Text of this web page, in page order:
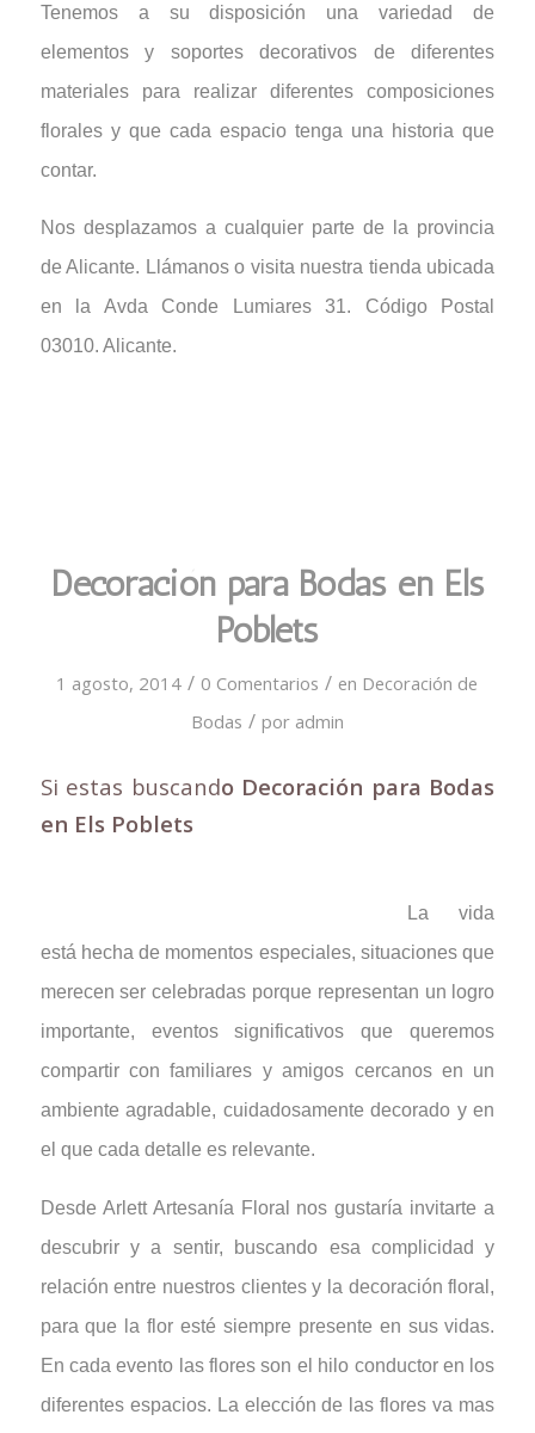
Tenemos a su disposición una variedad de
elementos y soportes decorativos de diferentes
materiales para realizar diferentes composiciones
florales y que cada espacio tenga una historia que
contar.
Nos desplazamos a cualquier parte de la provincia
de Alicante. Llámanos o visita nuestra tienda ubicada
en la Avda Conde Lumiares 31. Código Postal
03010. Alicante.
Decoración para Bodas en Els
Poblets
1 agosto, 2014 / 0 Comentarios / en Decoración de
Bodas / por admin
Si estas buscando Decoración para Bodas
en Els Poblets
La vida
está hecha de momentos especiales, situaciones que
merecen ser celebradas porque representan un logro
importante, eventos significativos que queremos
compartir con familiares y amigos cercanos en un
ambiente agradable, cuidadosamente decorado y en
el que cada detalle es relevante.
Desde Arlett Artesanía Floral nos gustaría invitarte a
descubrir y a sentir, buscando esa complicidad y
relación entre nuestros clientes y la decoración floral,
para que la flor esté siempre presente en sus vidas.
En cada evento las flores son el hilo conductor en los
diferentes espacios. La elección de las flores va mas